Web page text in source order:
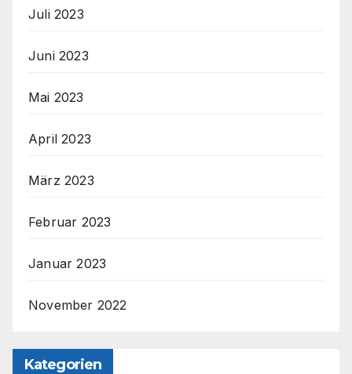
Juli 2023
Juni 2023
Mai 2023
April 2023
März 2023
Februar 2023
Januar 2023
November 2022
Kategorien